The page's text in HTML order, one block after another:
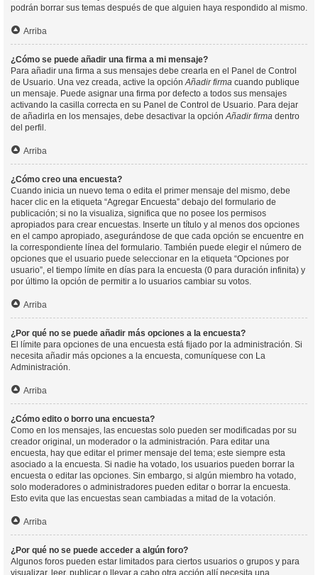
podrán borrar sus temas después de que alguien haya respondido al mismo.
Arriba
¿Cómo se puede añadir una firma a mi mensaje?
Para añadir una firma a sus mensajes debe crearla en el Panel de Control
de Usuario. Una vez creada, active la opciónAñadir firma cuando publique
un mensaje. Puede asignar una firma por defecto a todos sus mensajes
activando la casilla correcta en su Panel de Control de Usuario. Para dejar
de añadirla en los mensajes, debe desactivar la opciónAñadir firma dentro
del perfil.
Arriba
¿Cómo creo una encuesta?
Cuando inicia un nuevo tema o edita el primer mensaje del mismo, debe
hacer clic en la etiqueta “Agregar Encuesta” debajo del formulario de
publicación; si no la visualiza, significa que no posee los permisos
apropiados para crear encuestas. Inserte un título y al menos dos opciones
en el campo apropiado, asegurándose de que cada opción se encuentre en
la correspondiente línea del formulario. También puede elegir el número de
opciones que el usuario puede seleccionar en la etiqueta “Opciones por
usuario”, el tiempo límite en días para la encuesta (0 para duración infinita) y
por último la opción de permitir a lo usuarios cambiar su votos.
Arriba
¿Por qué no se puede añadir más opciones a la encuesta?
El límite para opciones de una encuesta está fijado por la administración. Si
necesita añadir más opciones a la encuesta, comuníquese con La
Administración.
Arriba
¿Cómo edito o borro una encuesta?
Como en los mensajes, las encuestas solo pueden ser modificadas por su
creador original, un moderador o la administración. Para editar una
encuesta, hay que editar el primer mensaje del tema; este siempre esta
asociado a la encuesta. Si nadie ha votado, los usuarios pueden borrar la
encuesta o editar las opciones. Sin embargo, si algún miembro ha votado,
solo moderadores o administradores pueden editar o borrar la encuesta.
Esto evita que las encuestas sean cambiadas a mitad de la votación.
Arriba
¿Por qué no se puede acceder a algún foro?
Algunos foros pueden estar limitados para ciertos usuarios o grupos y para
visualizar, leer, publicar o llevar a cabo otra acción allí necesita una